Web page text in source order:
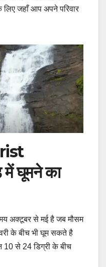
जहाँ आप अपने परिवार
में घूमने का
अक्टूबर से मई है जब मौसम
के बीच भी घूम सकते है
10 से 24 डिग्री के बीच